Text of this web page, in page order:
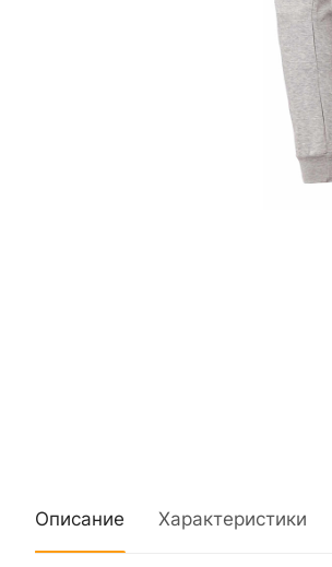
Описание Характеристики